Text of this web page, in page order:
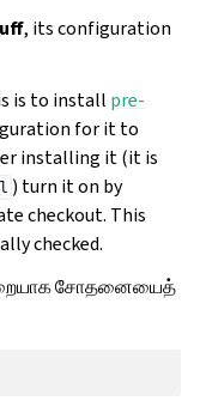
, its configuration
is to install pre-
for it to
installing it (it is
) turn it on by
checkout. This
checked.
சோதனையைத்